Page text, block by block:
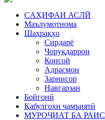
CАҲИФАИ АСЛӢ
Маълумотнома
Шаҳракҳо
Сирдарё
Чоруқдаррон
Консой
Адрасмон
Зарнисор
Навгарзан
Бойгонӣ
Қабулгоҳи ҷамъиятӣ
МУРОҶИАТ БА РАИС